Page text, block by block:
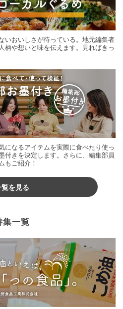
いおいしさが待っている。地元編集者
柄や想いと味を伝えます。見ればきっ
になるアイテムを実際に食べたり使っ
付きを決定します。さらに、編集部員
もご紹介！
を見る
集一覧